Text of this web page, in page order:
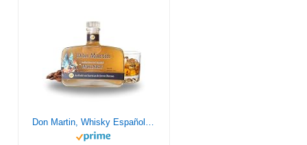
Don Martin, Whisky Español de Mezcla de 8 Años, Acabado en Barril de Oloroso, 45% Alc. - 50cl, incl. estuche de lujo!